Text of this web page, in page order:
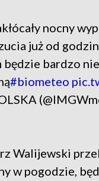
nocny
już od
będzie bardzo
#biometeo
Walijewski
w pogodzie,